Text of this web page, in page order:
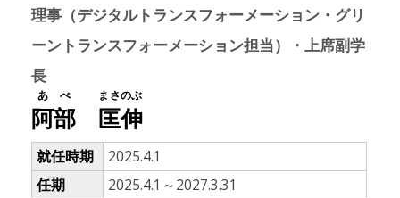
理事（デジタルトランスフォーメーション・グリ
ーントランスフォーメーション担当）・上席副学
長
阿部
あべ
匡伸
まさのぶ
就任時期
2025.4.1
任期
2025.4.1～2027.3.31